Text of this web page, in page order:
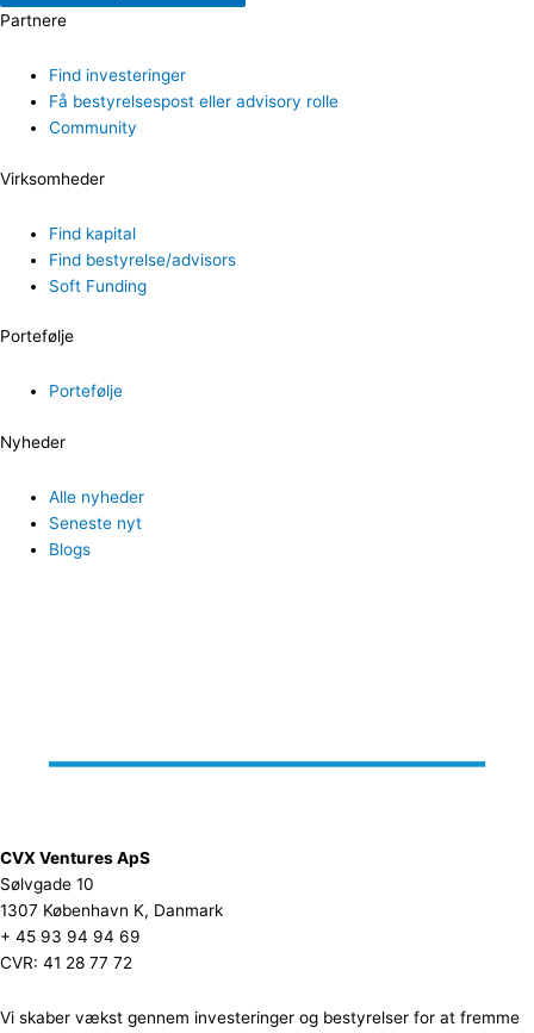
Partnere
Find investeringer
Få bestyrelsespost eller advisory rolle
Community
Virksomheder
Find kapital
Find bestyrelse/advisors
Soft Funding
Portefølje
Portefølje
Nyheder
Alle nyheder
Seneste nyt
Blogs
CVX Ventures ApS
Sølvgade 10
1307 København K, Danmark
+ 45 93 94 94 69
CVR: 41 28 77 72
Vi skaber vækst gennem investeringer og bestyrelser for at fremme